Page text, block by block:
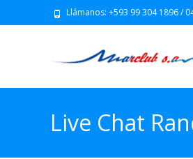
Llámanos: +593 99 304 1896 /
Live Chat